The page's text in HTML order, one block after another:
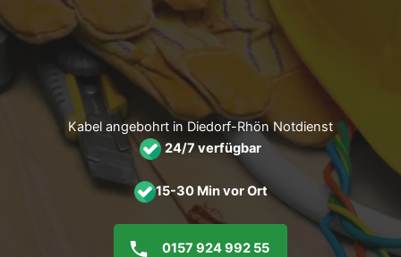
Inhalt
Kabel angebohrt in Diedorf-Rhön Notdienst
24/7 verfügbar
15-30 Min vor Ort
0157 924 992 55